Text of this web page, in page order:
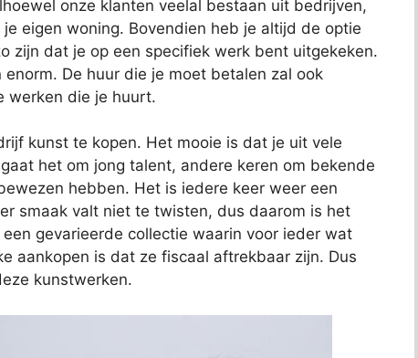
onze klanten veelal bestaan uit bedrijven,
eigen woning. Bovendien heb je altijd de optie
zijn dat je op een specifiek werk bent uitgekeken.
De huur die je moet betalen zal ook
werken die je huurt.
kunst te kopen. Het mooie is dat je uit vele
het om jong talent, andere keren om bekende
hebben. Het is iedere keer weer een
smaak valt niet te twisten, dus daarom is het
gevarieerde collectie waarin voor ieder wat
aankopen is dat ze fiscaal aftrekbaar zijn. Dus
kunstwerken.